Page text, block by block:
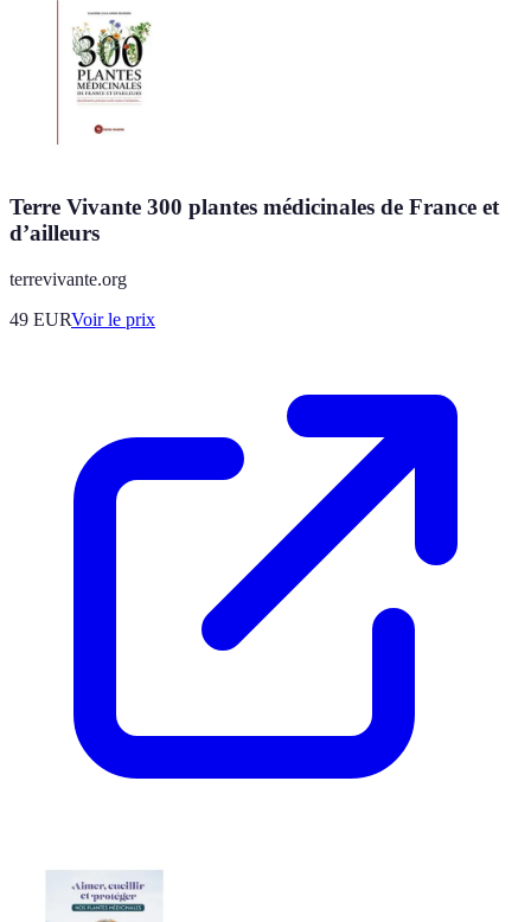
Terre Vivante 300 plantes médicinales de France et
d’ailleurs
terrevivante.org
49 EURVoir le prix